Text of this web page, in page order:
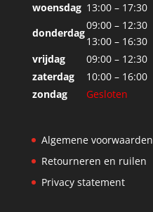
woensdag 13:00 – 17:30
donderdag
09:00 – 12:30
13:00 – 16:30
vrijdag
09:00 – 12:30
zaterdag
10:00 – 16:00
zondag
Gesloten
Algemene voorwaarden
Retourneren en ruilen
Privacy statement